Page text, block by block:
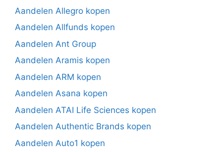
Aandelen Allegro kopen
Aandelen Allfunds kopen
Aandelen Ant Group
Aandelen Aramis kopen
Aandelen ARM kopen
Aandelen Asana kopen
Aandelen ATAI Life Sciences kopen
Aandelen Authentic Brands kopen
Aandelen Auto1 kopen